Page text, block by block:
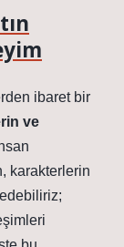
ibaret bir
ve
karakterlerin